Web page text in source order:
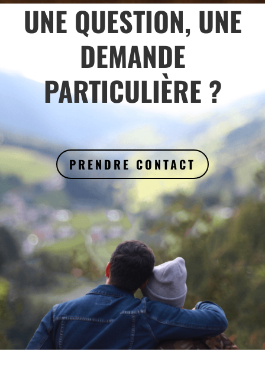
UNE QUESTION, UNE
DEMANDE
PARTICULIÈRE ?
PRENDRE CONTACT